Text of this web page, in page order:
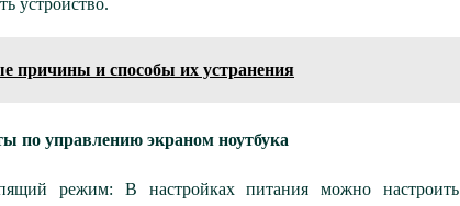
причины и способы их устранения
по управлению экраном ноутбука
режим: В настройках питания можно настроить